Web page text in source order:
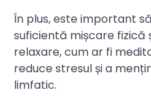
În plus, este important
suficientă mișcare
relaxare, cum ar fi
reduce stresul și a
limfatic.